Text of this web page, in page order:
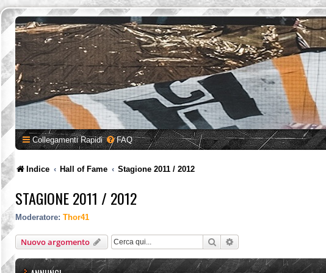
Collegamenti Rapidi FAQ
Indice Hall of Fame Stagione 2011 / 2012
STAGIONE 2011 / 2012
Moderatore: Thor41
Nuovo argomento Cerca